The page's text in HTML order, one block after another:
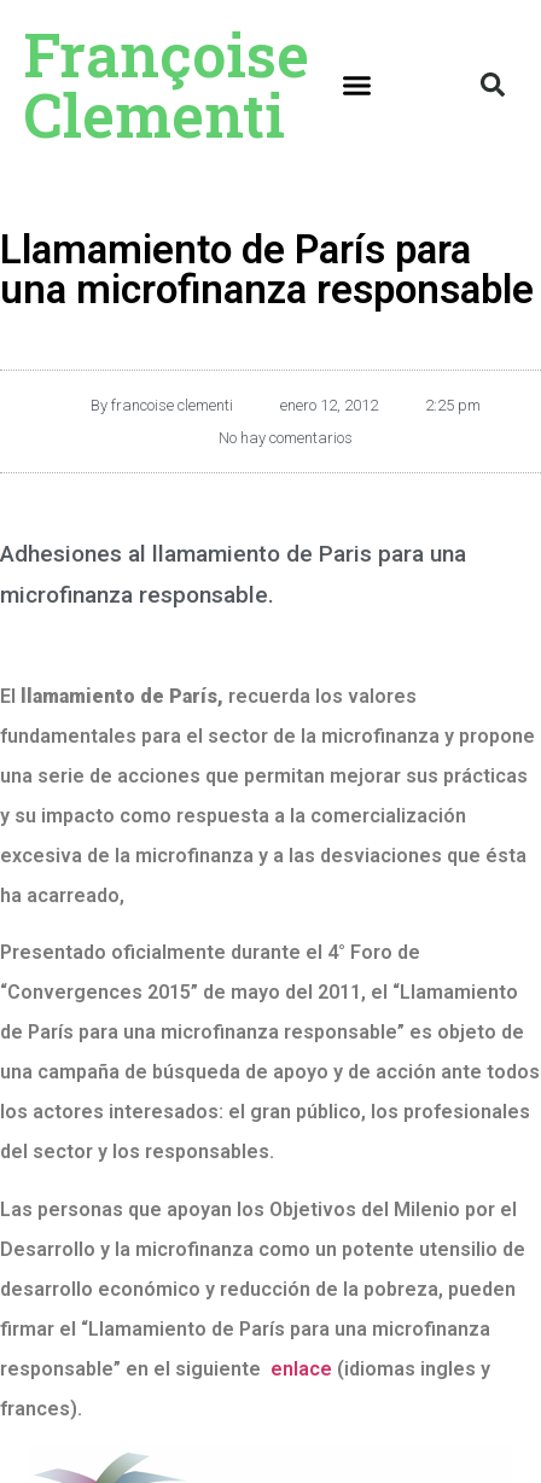
Françoise
Clementi
Llamamiento de París para
una microfinanza responsable
Byfrancoise clementi enero 12, 2012
2:25 pm
No hay comentarios
Adhesiones al llamamiento de Paris para una
microfinanza responsable.
El llamamiento de París, recuerda los valores
fundamentales para el sector de la microfinanza y propone
una serie de acciones que permitan mejorar sus prácticas
y su impacto como respuesta a la comercialización
excesiva de la microfinanza y a las desviaciones que ésta
ha acarreado,
Presentado oficialmente durante el 4° Foro de
“Convergences 2015” de mayo del 2011, el “Llamamiento
de París para una microfinanza responsable” es objeto de
una campaña de búsqueda de apoyo y de acción ante todos
los actores interesados: el gran público, los profesionales
del sector y los responsables.
Las personas que apoyan los Objetivos del Milenio por el
Desarrollo y la microfinanza como un potente utensilio de
desarrollo económico y reducción de la pobreza, pueden
firmar el “Llamamiento de París para una microfinanza
responsable” en el siguiente enlace (idiomas ingles y
frances).